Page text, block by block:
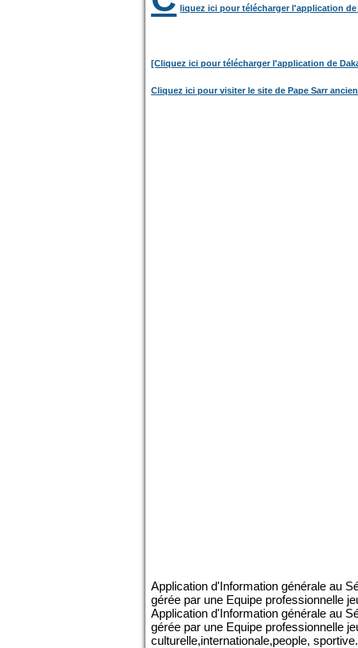
liquez ici pour télécharger l'application
[Cliquez ici pour télécharger l'application de
Cliquez ici pour visiter le site de Pape Sarr
Application d'Information générale au
gérée par une Equipe professionnelle
Application d'Information générale au
gérée par une Equipe professionnelle
culturelle,internationale,people,